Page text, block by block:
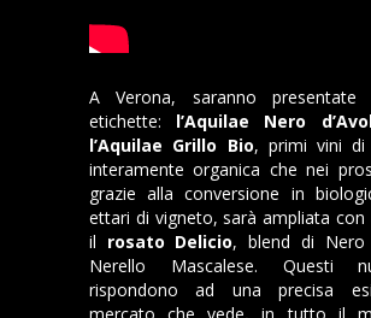
A Verona, saranno presentate
etichette: l’Aquilae Nero
l’Aquilae Grillo Bio, primi vini di
interamente organica che nei
grazie alla conversione in
ettari di vigneto, sarà ampliata con
il rosato Delicio, blend di Nero
Nerello Mascalese. Questi
rispondono ad una precisa